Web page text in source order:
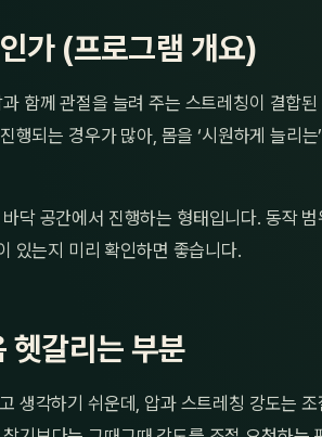
가 (프로그램 개요)
함께 관절을 늘려 주는 스트레칭이 결합
행되는 경우가 많아, 몸을 ‘시원하게 늘리는
닥 공간에서 진행하는 형태입니다. 동작 범
있는지 미리 확인하면 좋습니다.
헷갈리는 부분
생각하기 쉬운데, 압과 스트레칭 강도는